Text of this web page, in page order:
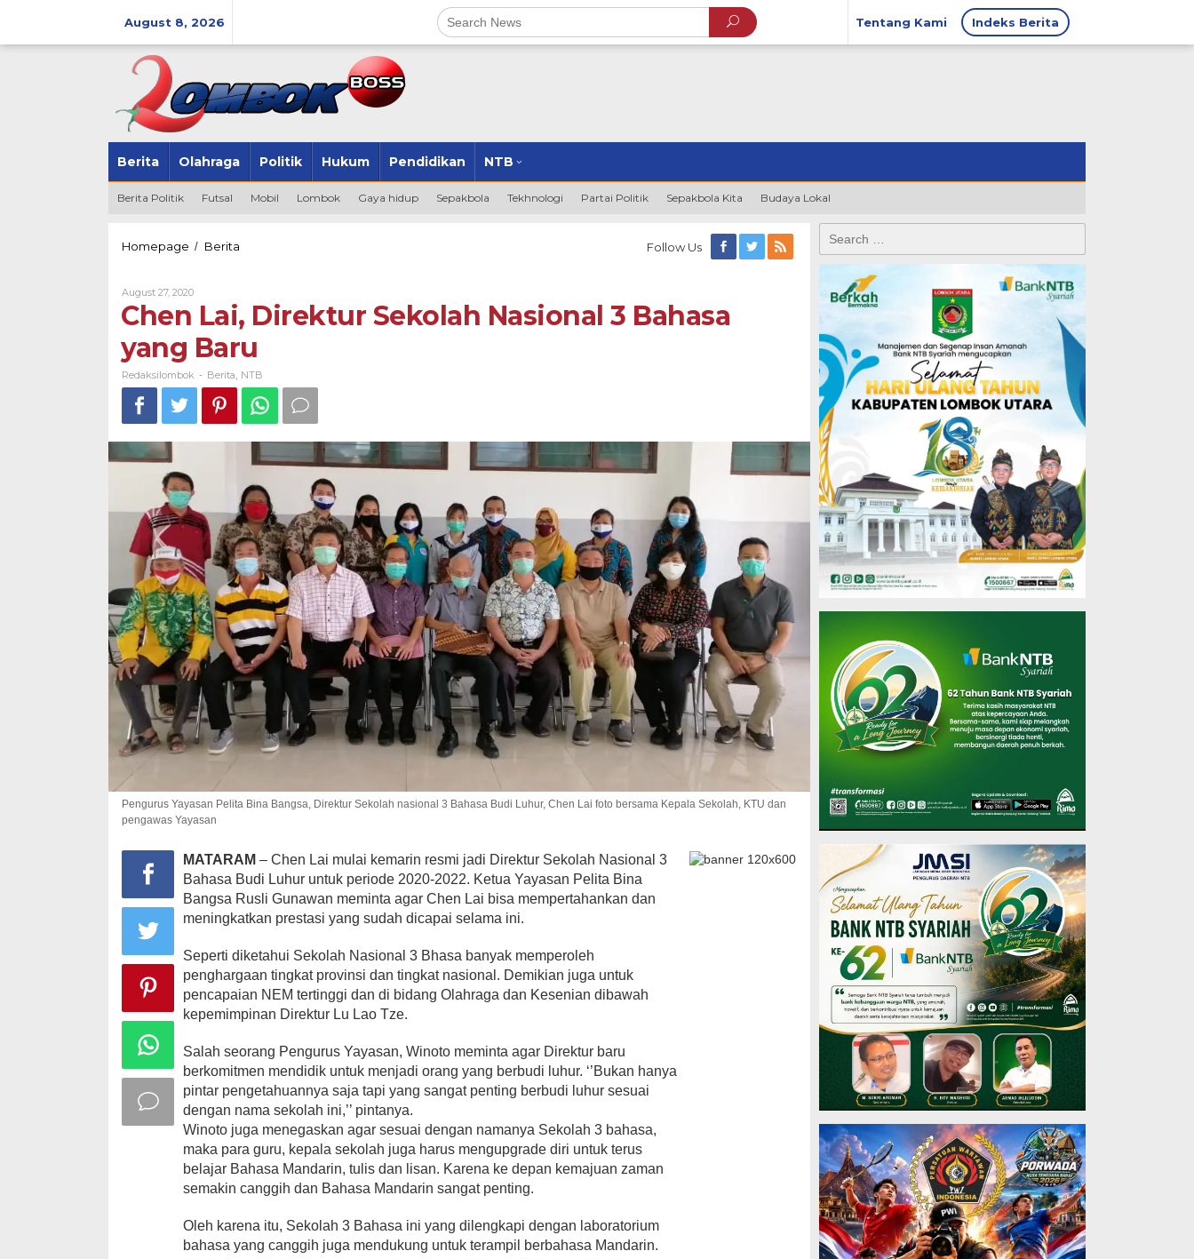
August 8, 2026 Tentang Kami Indeks Berita
Berita Olahraga Politik Hukum Pendidikan NTB
Berita Politik Futsal Mobil Lombok Gaya hidup Sepakbola Tekhnologi Partai Politik Sepakbola Kita Budaya Lokal
Homepage / Berita
Nasional
3
Bahasa
yang
Baru
Follow Us
August 27, 2020By
Redaksilombok
Chen Lai, Direktur Sekolah Nasional 3 Bahasa
yang Baru
Redaksilombok - Berita NTB
Pengurus Yayasan Pelita Bina Bangsa, Direktur Sekolah nasional 3 Bahasa Budi Luhur, Chen Lai foto bersama Kepala Sekolah, KTU dan
pengawas Yayasan
MATARAM – Chen Lai mulai kemarin resmi jadi Direktur Sekolah Nasional 3
Bahasa Budi Luhur untuk periode 2020-2022. Ketua Yayasan Pelita Bina
Bangsa Rusli Gunawan meminta agar Chen Lai bisa mempertahankan dan
meningkatkan prestasi yang sudah dicapai selama ini.
Seperti diketahui Sekolah Nasional 3 Bhasa banyak memperoleh
penghargaan tingkat provinsi dan tingkat nasional. Demikian juga untuk
pencapaian NEM tertinggi dan di bidang Olahraga dan Kesenian dibawah
kepemimpinan Direktur Lu Lao Tze.
Salah seorang Pengurus Yayasan, Winoto meminta agar Direktur baru
berkomitmen mendidik untuk menjadi orang yang berbudi luhur. ‘’Bukan hanya
pintar pengetahuannya saja tapi yang sangat penting berbudi luhur sesuai
dengan nama sekolah ini,’’ pintanya.
Winoto juga menegaskan agar sesuai dengan namanya Sekolah 3 bahasa,
maka para guru, kepala sekolah juga harus mengupgrade diri untuk terus
belajar Bahasa Mandarin, tulis dan lisan. Karena ke depan kemajuan zaman
semakin canggih dan Bahasa Mandarin sangat penting.
Oleh karena itu, Sekolah 3 Bahasa ini yang dilengkapi dengan laboratorium
bahasa yang canggih juga mendukung untuk terampil berbahasa Mandarin.
for: